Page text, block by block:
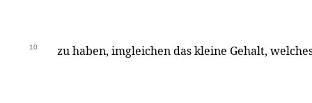
10 zu haben, imgleichen das kleine Gehalt,